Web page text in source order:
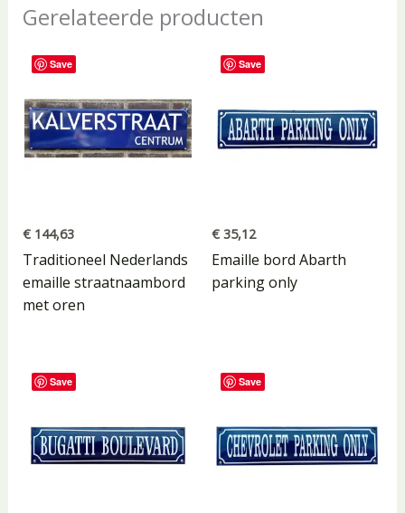
Gerelateerde producten
Save
€144,63
Traditioneel Nederlands
emaille straatnaambord
met oren
Save
€ 35,12
Emaille bord Abarth
parking only
Save Save